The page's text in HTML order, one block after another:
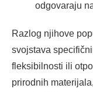
odgovaraju
Razlog njihove
svojstava
fleksibilnosti ili
prirodnih